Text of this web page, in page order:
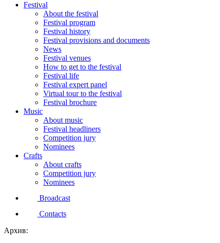
Festival
About the festival
Festival program
Festival history
Festival provisions and documents
News
Festival venues
How to get to the festival
Festival life
Festival expert panel
Virtual tour to the festival
Festival brochure
Music
About music
Festival headliners
Competition jury
Nominees
Crafts
About crafts
Competition jury
Nominees
Broadcast
Contacts
Архив: